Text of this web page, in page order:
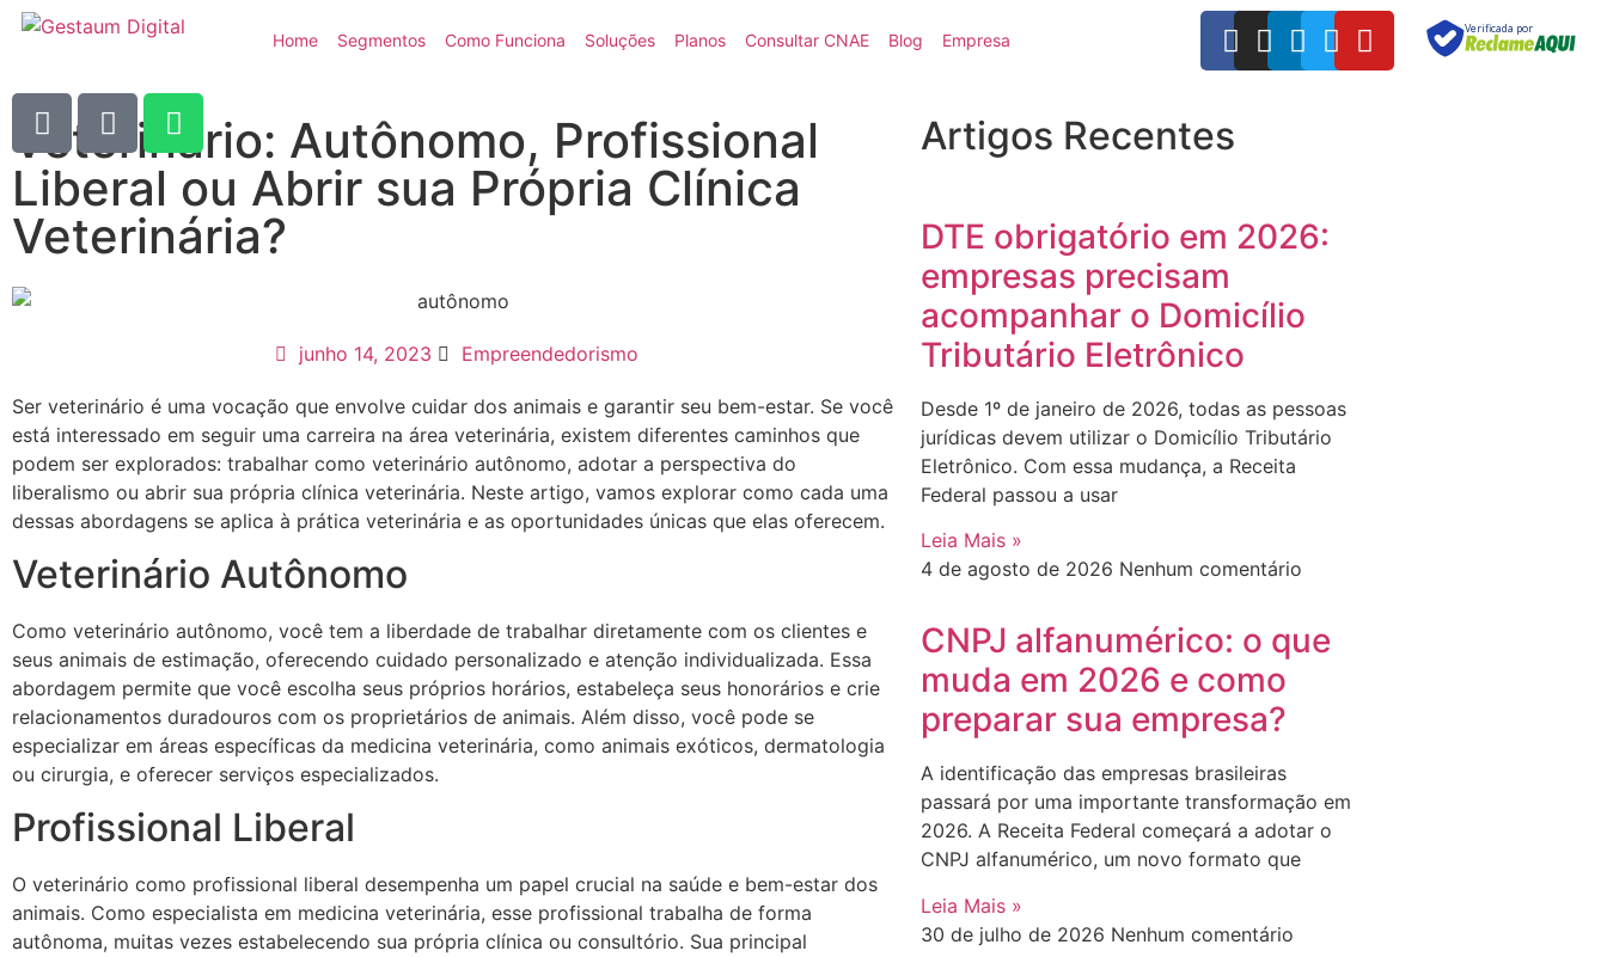
Home Segmentos Como Funciona Soluções Planos Consultar CNAE Blog Empresa
Verificada por
Veterinário: Autônomo, Profissional
Liberal ou Abrir sua Própria Clínica
Veterinária?
junho 14, 2023 Empreendedorismo
Ser veterinário é uma vocação que envolve cuidar dos animais e garantir seu bem-estar. Se você
está interessado em seguir uma carreira na área veterinária, existem diferentes caminhos que
podem ser explorados: trabalhar como veterinário autônomo, adotar a perspectiva do
liberalismo ou abrir sua própria clínica veterinária. Neste artigo, vamos explorar como cada uma
dessas abordagens se aplica à prática veterinária e as oportunidades únicas que elas oferecem.
Veterinário Autônomo
Como veterinário autônomo, você tem a liberdade de trabalhar diretamente com os clientes e
seus animais de estimação, oferecendo cuidado personalizado e atenção individualizada. Essa
abordagem permite que você escolha seus próprios horários, estabeleça seus honorários e crie
relacionamentos duradouros com os proprietários de animais. Além disso, você pode se
especializar em áreas específicas da medicina veterinária, como animais exóticos, dermatologia
ou cirurgia, e oferecer serviços especializados.
Profissional Liberal
O veterinário como profissional liberal desempenha um papel crucial na saúde e bem-estar dos
animais. Como especialista em medicina veterinária, esse profissional trabalha de forma
autônoma, muitas vezes estabelecendo sua própria clínica ou consultório. Sua principal
Artigos Recentes
DTE obrigatório em 2026:
empresas precisam
acompanhar o Domicílio
Tributário Eletrônico
Desde 1º de janeiro de 2026, todas as pessoas
jurídicas devem utilizar o Domicílio Tributário
Eletrônico. Com essa mudança, a Receita
Federal passou a usar
Leia Mais »
4 de agosto de 2026 Nenhum comentário
CNPJ alfanumérico: o que
muda em 2026 e como
preparar sua empresa?
A identificação das empresas brasileiras
passará por uma importante transformação em
2026. A Receita Federal começará a adotar o
CNPJ alfanumérico, um novo formato que
Leia Mais »
30 de julho de 2026 Nenhum comentário